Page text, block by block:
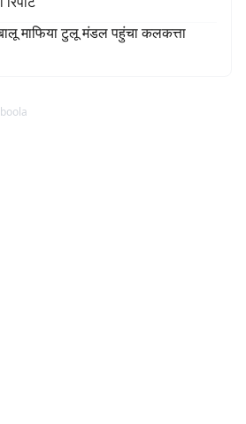
माफिया टुलू मंडल पहुंचा कलकत्ता